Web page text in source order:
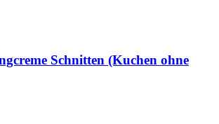
Schnitten (Kuchen ohne